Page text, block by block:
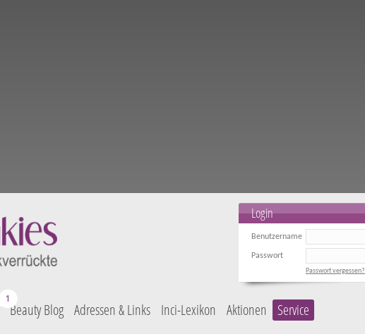
Login
Benutzername
Passwort
Passwort vergessen?
Beauty Blog Adressen & Links Inci-Lexikon Aktionen Service